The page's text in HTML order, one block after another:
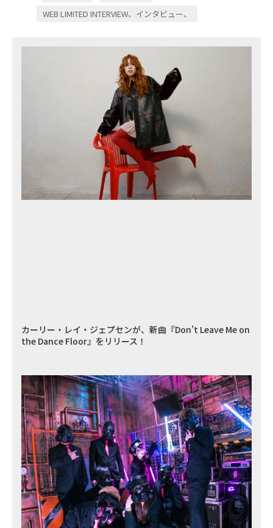
WEB LIMITED INTERVIEW、インタビュー、
カーリー・レイ・ジェプセンが、新曲『Don’t Leave Me on
the Dance Floor』をリリース！